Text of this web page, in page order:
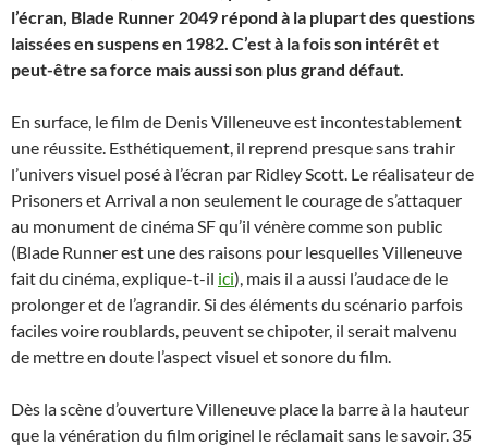
l’écran, Blade Runner 2049 répond à la plupart des questions
laissées en suspens en 1982. C’est à la fois son intérêt et
peut-être sa force mais aussi son plus grand défaut.
En surface, le film de Denis Villeneuve est incontestablement
une réussite. Esthétiquement, il reprend presque sans trahir
l’univers visuel posé à l’écran par Ridley Scott. Le réalisateur de
Prisoners et Arrival a non seulement le courage de s’attaquer
au monument de cinéma SF qu’il vénère comme son public
(Blade Runner est une des raisons pour lesquelles Villeneuve
fait du cinéma, explique-t-il ici), mais il a aussi l’audace de le
prolonger et de l’agrandir. Si des éléments du scénario parfois
faciles voire roublards, peuvent se chipoter, il serait malvenu
de mettre en doute l’aspect visuel et sonore du film.
Dès la scène d’ouverture Villeneuve place la barre à la hauteur
que la vénération du film originel le réclamait sans le savoir. 35